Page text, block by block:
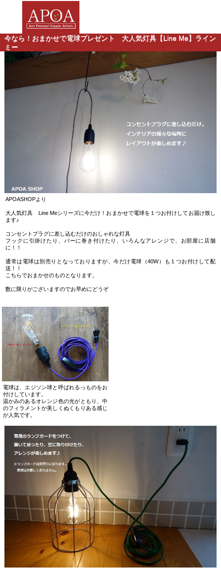
今なら！おまかせで電球プレゼント 大人気灯具【Line Me】ライン
ミー
APOASHOPより
大人気灯具 Line Meシリーズに今だけ！おまかせで電球を１つお付けしてお届け致し
ます♪
コンセントプラグに差し込むだけのおしゃれな灯具
フックに引掛けたり、バーに巻き付けたり、いろんなアレンジで、お部屋に店舗
に！！
通常は電球は別売りとなっておりますが、今だけ電球（40W）も１つお付けして配
送！！
こちらでおまかせのものとなります。
数に限りがございますのでお早めにどうぞ
電球は、エジソン球と呼ばれるっものをお
付けしています。
温かみのあるオレンジ色の光がともり、中
のフィラメントが美しくぬくもりある感じ
が人気です。